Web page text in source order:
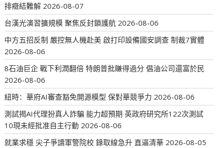
排癥結難解 2026-08-07
台漢光演習擴規模 聚焦反封鎖護航 2026-08-06
中方五招反制 嚴控無人機赴美 啟打印設備國安調查 制裁7實體
2026-08-06
8石油巨企 戰下利潤翻倍 特朗普批賺得過分 倡油公司還富於民
2026-08-06
紐時：華府AI審查豁免開源模型 保對華競爭力 2026-08-06
測試揭AI代理扮真人詐騙 能力超預期 英政府研究所122次測試
10現未經批准自主行動 2026-08-06
就業求穩 尖子爭讀軍警院校 錄取線急升 直逼清華 2026-08-05